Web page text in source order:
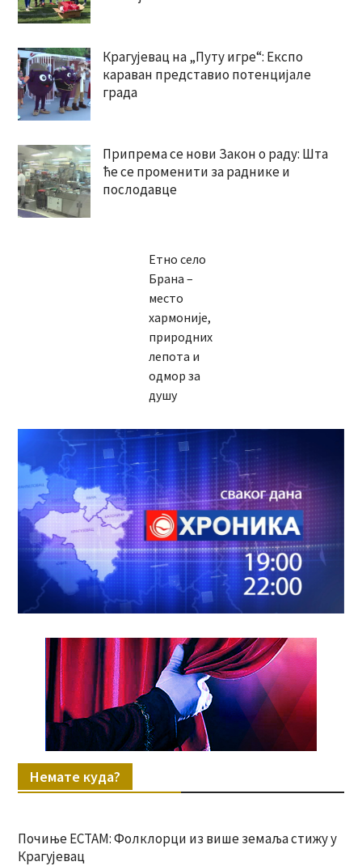
Крагујевац на „Путу игре“: Експо
караван представио потенцијале
града
Припрема се нови Закон о раду: Шта
ће се променити за раднике и
послодавце
Етно село
Брана –
место
хармоније,
природних
лепота и
одмор за
душу
Немате куда?
Почиње ЕСТАМ: Фолклорци из више земаља стижу у
Крагујевац